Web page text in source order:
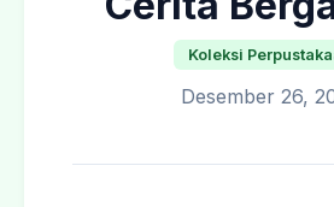
Koleksi
Desember 26,